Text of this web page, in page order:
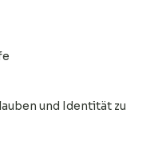
und Identität zu